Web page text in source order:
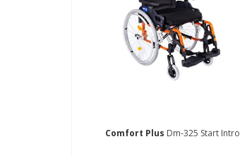
Comfort Plus Dm-325 Start Intro